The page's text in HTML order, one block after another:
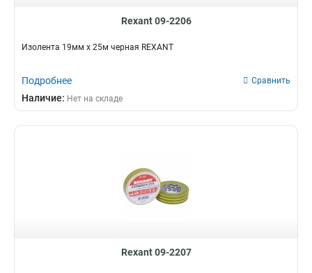
Rexant 09-2206
Изолента 19мм х 25м черная REXANT
Подробнее Сравнить
Наличие: Нет на складе
Rexant 09-2207